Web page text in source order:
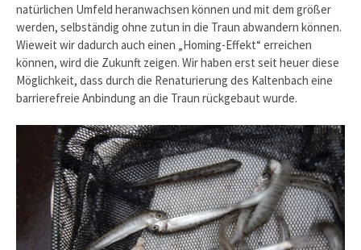
natürlichen Umfeld heranwachsen können und mit dem größer
werden, selbständig ohne zutun in die Traun abwandern können.
Wieweit wir dadurch auch einen „Homing-Effekt“ erreichen
können, wird die Zukunft zeigen. Wir haben erst seit heuer diese
Möglichkeit, dass durch die Renaturierung des Kaltenbach eine
barrierefreie Anbindung an die Traun rückgebaut wurde.